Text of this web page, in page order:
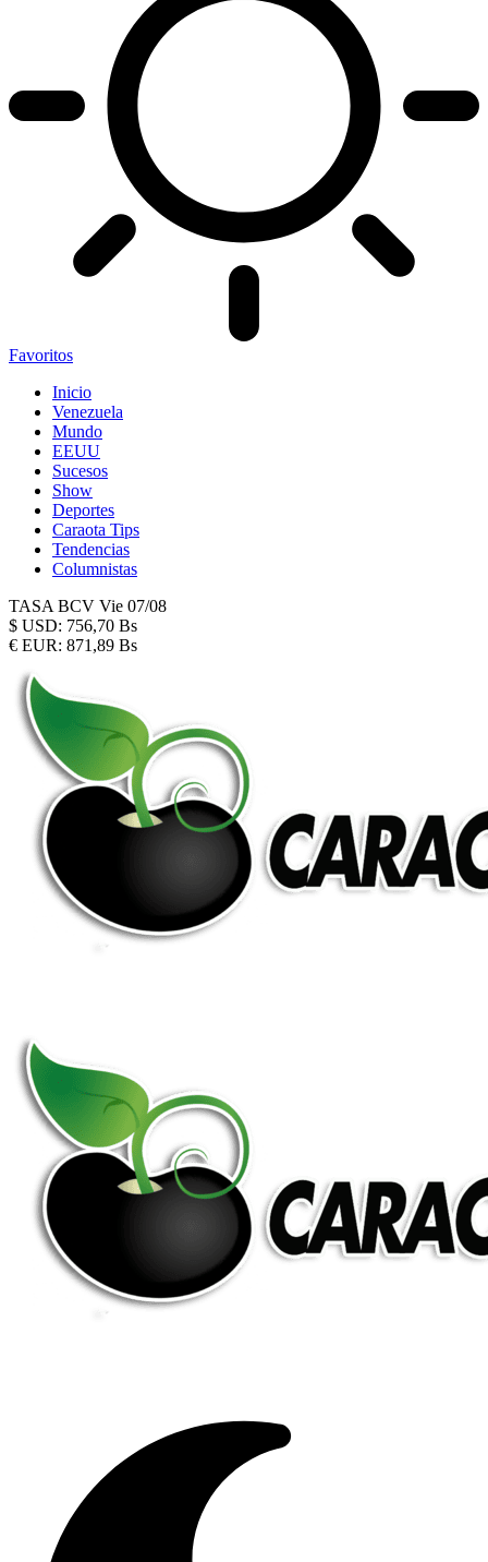
Favoritos
Inicio
Venezuela
Mundo
EEUU
Sucesos
Show
Deportes
Caraota Tips
Tendencias
Columnistas
TASA BCV Vie 07/08
$ USD: 756,70 Bs
€ EUR: 871,89 Bs